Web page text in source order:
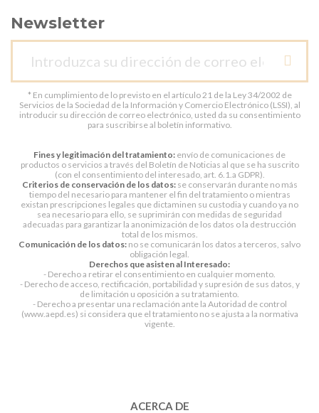
Newsletter
* En cumplimiento de lo previsto en el artículo 21 de la Ley 34/2002 de
Servicios de la Sociedad de la Información y Comercio Electrónico (LSSI), al
introducir su dirección de correo electrónico, usted da su consentimiento
para suscribirse al boletín informativo.
Fines y legitimación del tratamiento: envío de comunicaciones de
productos o servicios a través del Boletín de Noticias al que se ha suscrito
(con el consentimiento del interesado, art. 6.1.a GDPR).
Criterios de conservación de los datos:se conservarán durante no más
tiempo del necesario para mantener el fin del tratamiento o mientras
existan prescripciones legales que dictaminen su custodia y cuando ya no
sea necesario para ello, se suprimirán con medidas de seguridad
adecuadas para garantizar la anonimización de los datos o la destrucción
total de los mismos.
Comunicación de los datos: no se comunicarán los datos a terceros, salvo
obligación legal.
Derechos que asisten al Interesado:
- Derecho a retirar el consentimiento en cualquier momento.
- Derecho de acceso, rectificación, portabilidad y supresión de sus datos, y
de limitación u oposición a su tratamiento.
- Derecho a presentar una reclamación ante la Autoridad de control
(www.aepd.es) si considera que el tratamiento no se ajusta a la normativa
vigente.
ACERCA DE